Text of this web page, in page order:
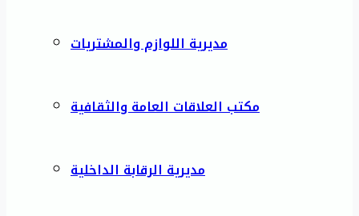
مديرية اللوازم والمشتريات
مكتب العلاقات العامة والثقافية
مديرية الرقابة الداخلية